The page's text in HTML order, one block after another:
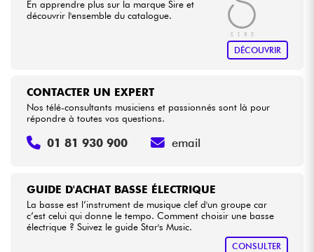
En apprendre plus sur la marque Sire et
découvrir l'ensemble du catalogue.
DÉCOUVRIR
GUIDE D'ACHAT BASSE ÉLECTRIQUE
La basse est l’instrument de musique clef d'un groupe car
c’est celui qui donne le tempo. Comment choisir une basse
électrique ? Suivez le guide Star's Music.
CONSULTER
CONTACTER UN EXPERT
Nos télé-consultants musiciens et passionnés sont là pour
répondre à toutes vos questions.
01 81 930 900 email